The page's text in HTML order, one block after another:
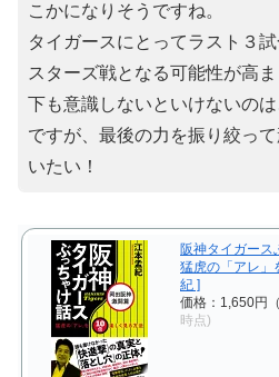
こかになりそうですね。
タイガースにとってラスト３
スターズ戦となる可能性が高ま
下も意識しないといけないの
ですが、最後の力を振り絞っ
いたい！
阪神タイガース
猛虎の「アレ」
紀 ]
価格：1,650円
時点)